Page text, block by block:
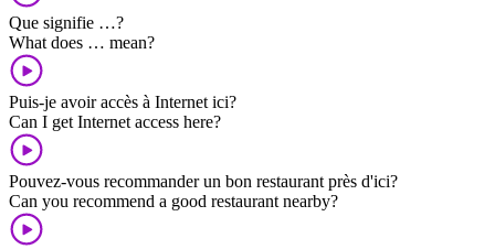
Que signifie …?
What does … mean?
Puis-je avoir accès à Internet ici?
Can I get Internet access here?
Pouvez-vous recommander un bon restaurant près d'ici?
Can you recommend a good restaurant nearby?